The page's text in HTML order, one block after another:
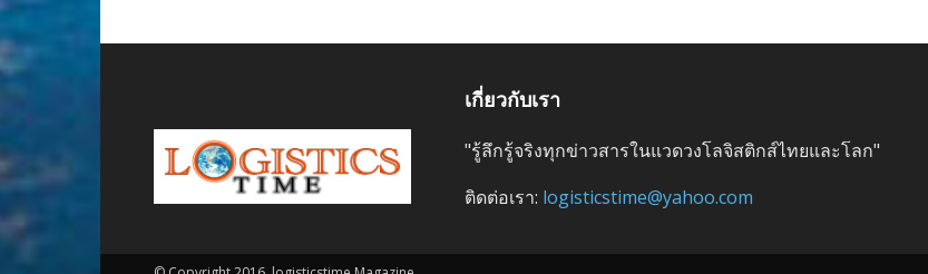
เกี่ยวกับเรา
"รู้ลึกรู้จริงทุกข่าวสารในแวดวงโลจิสติกส์ไทยและโลก"
ติดต่อเรา: logisticstime@yahoo.com